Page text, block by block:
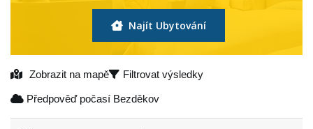
Najít Ubytování
Zobrazit na mapě Filtrovat výsledky
Předpověď počasí Bezděkov